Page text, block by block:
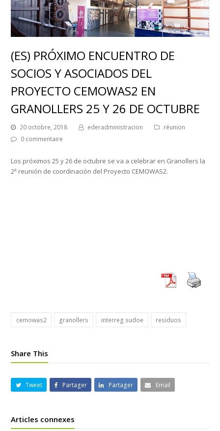
(ES) PRÓXIMO ENCUENTRO DE
SOCIOS Y ASOCIADOS DEL
PROYECTO CEMOWAS2 EN
GRANOLLERS 25 Y 26 DE OCTUBRE
20 octobre, 2018 ederadministracion
réunion
0 commentaire
Los próximos 25 y 26 de octubre se va a celebrar en Granollers la
2ª reunión de coordinación del Proyecto CEMOWAS2.
cemowas2 granollers interreg sudoe residuos
Share This
Tweet Partager Partager Email
Articles connexes